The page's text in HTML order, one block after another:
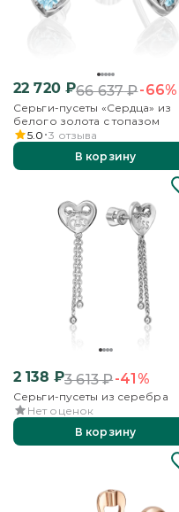
22 720₽66 637₽-66%
Серьги-пусеты «Сердца» из
белого золота с топазом
5.0 3 отзыва
В корзину
2 138 ₽3 613₽-41%
Серьги-пусеты из серебра
Нет оценок
В корзину